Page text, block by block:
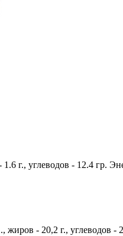
г., углеводов - 12.4 гр.
- 20,2 г., углеводов -